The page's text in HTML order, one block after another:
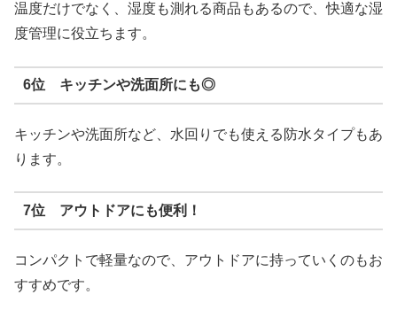
温度だけでなく、湿度も測れる商品もあるので、快適な湿
度管理に役立ちます。
6位 キッチンや洗面所にも◎
キッチンや洗面所など、水回りでも使える防水タイプもあ
ります。
7位 アウトドアにも便利！
コンパクトで軽量なので、アウトドアに持っていくのもお
すすめです。